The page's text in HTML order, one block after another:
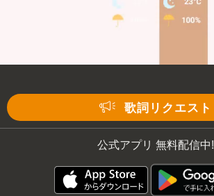
歌詞リクエスト
公式アプリ 無料配信中!